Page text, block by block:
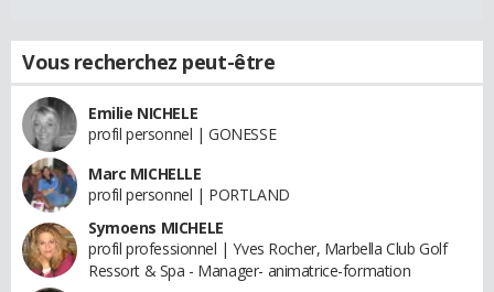
Vous recherchez peut-être
Emilie NICHELE
profil personnel | GONESSE
Marc MICHELLE
profil personnel | PORTLAND
Symoens MICHELE
profil professionnel | Yves Rocher, Marbella Club Golf
Ressort & Spa - Manager- animatrice-formation